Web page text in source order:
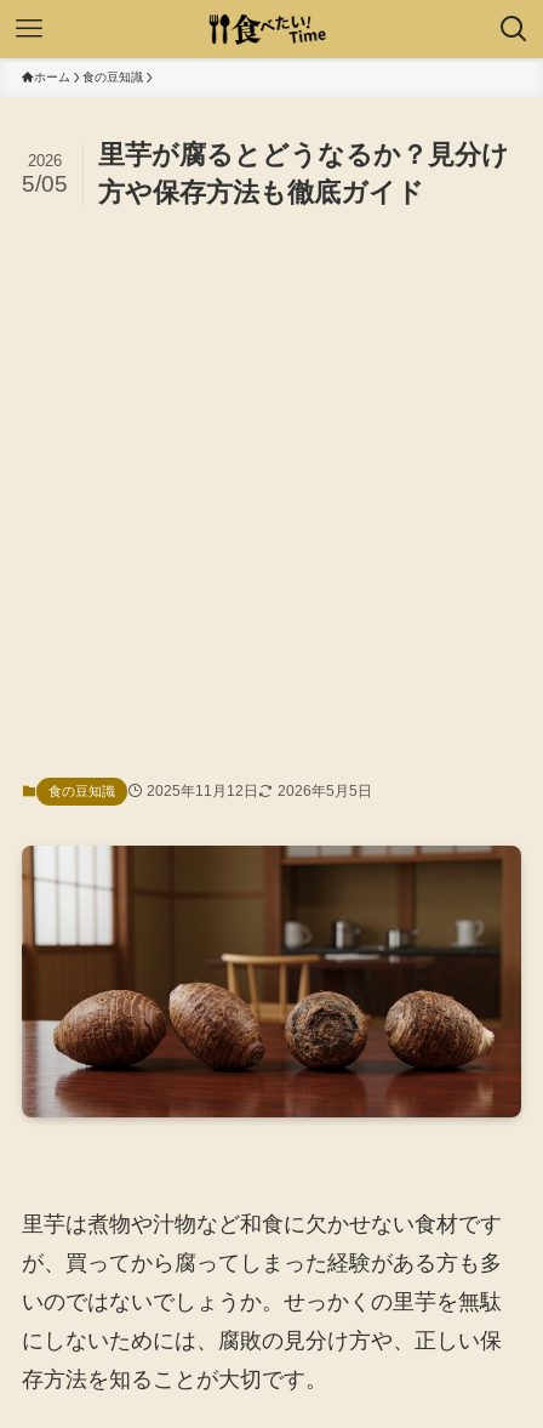
ホーム 食の豆知識
里芋が腐るとどうなるか？見分け
方や保存方法も徹底ガイド
2026
5/05
食の豆知識 2025年11月12日 2026年5月5日
里芋は煮物や汁物など和食に欠かせない食材です
が、買ってから腐ってしまった経験がある方も多
いのではないでしょうか。せっかくの里芋を無駄
にしないためには、腐敗の見分け方や、正しい保
存方法を知ることが大切です。